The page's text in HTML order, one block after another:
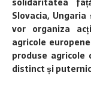
solidaritatea
Slovacia,
vor organiza
agricole
produse
distinct și